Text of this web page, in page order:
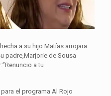
a su hijo Matías arrojara
padre,Marjorie de Sousa
a tu
el programa Al Rojo